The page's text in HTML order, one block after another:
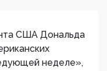
США Дональда
неделе»,